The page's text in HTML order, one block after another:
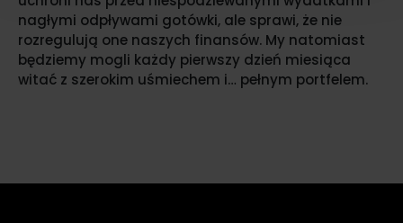
nagłymi odpływami gotówki, ale sprawi, że nie
rozregulują one naszych finansów. My natomiast
będziemy mogli każdy pierwszy dzień miesiąca
witać z szerokim uśmiechem i… pełnym portfelem.